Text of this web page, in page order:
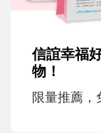
信誼幸福
物！
限量推薦，